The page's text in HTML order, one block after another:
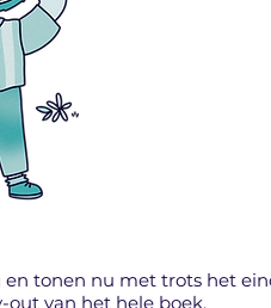
en tonen nu met trots het
van het hele boek.